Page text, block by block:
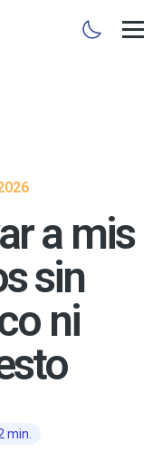
a mis
sin
ni
min.